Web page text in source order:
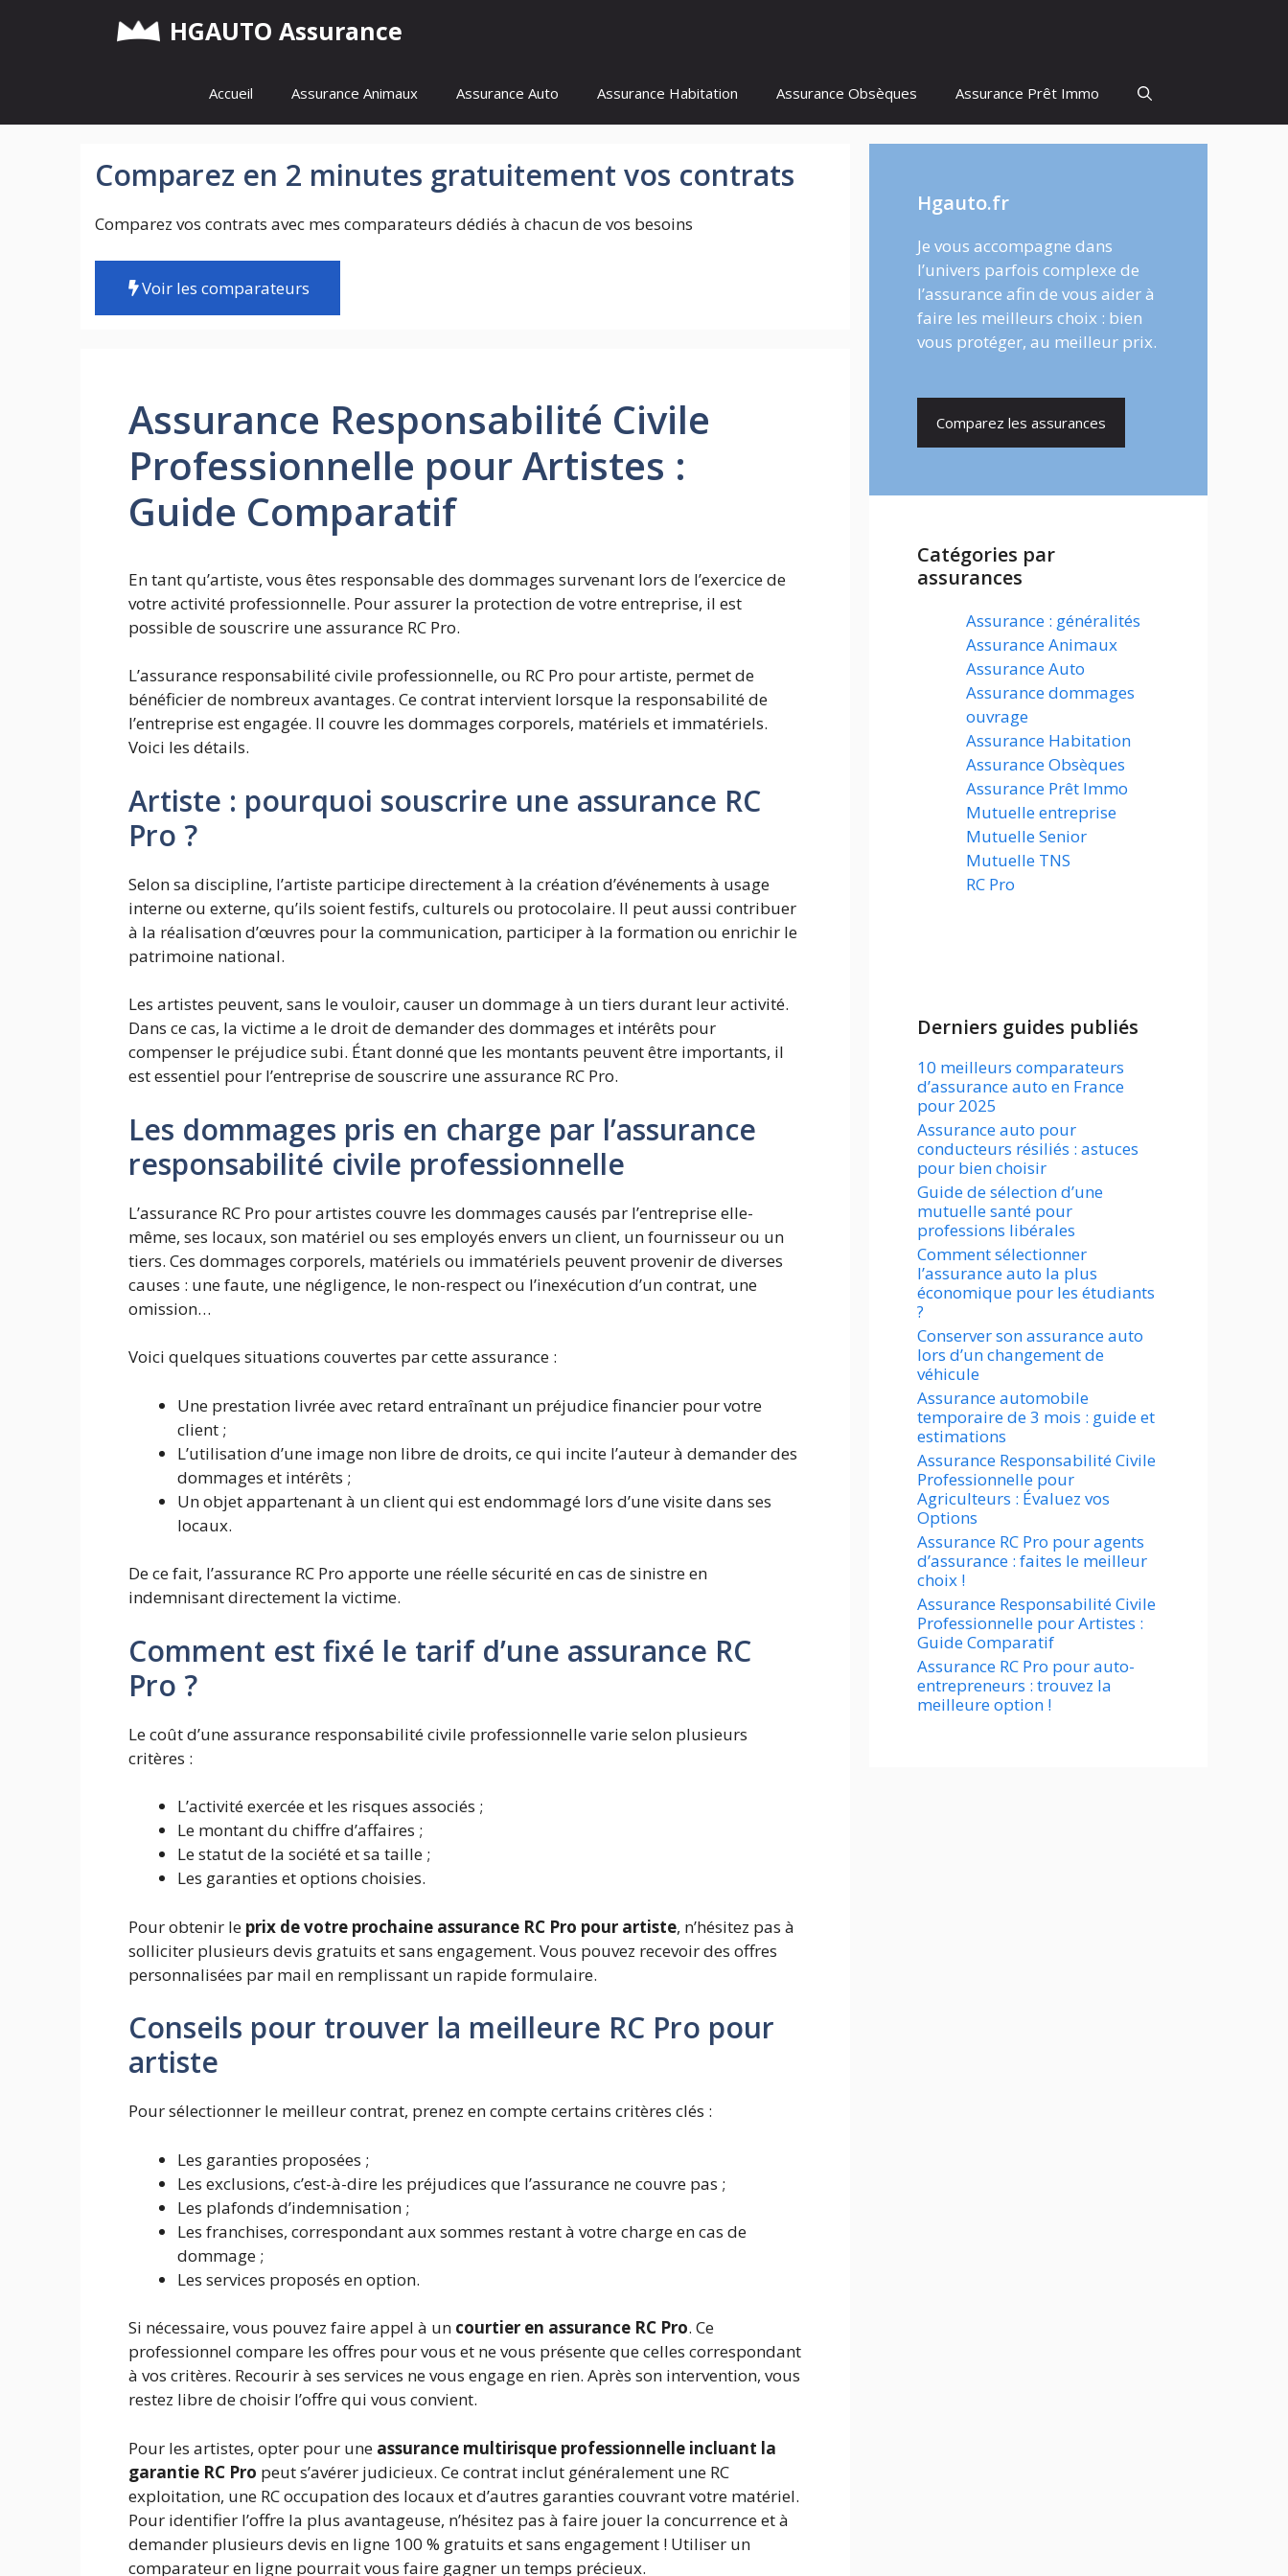
HGAUTO Assurance
Accueil Assurance Animaux Assurance Auto Assurance Habitation Assurance Obsèques Assurance Prêt Immo
Comparez en 2 minutes gratuitement vos contrats
Comparez vos contrats avec mes comparateurs dédiés à chacun de vos besoins
Voir les comparateurs
Assurance Responsabilité Civile
Professionnelle pour Artistes :
Guide Comparatif
En tant qu’artiste, vous êtes responsable des dommages survenant lors de l’exercice de
votre activité professionnelle. Pour assurer la protection de votre entreprise, il est
possible de souscrire une assurance RC Pro.
L’assurance responsabilité civile professionnelle, ou RC Pro pour artiste, permet de
bénéficier de nombreux avantages. Ce contrat intervient lorsque la responsabilité de
l’entreprise est engagée. Il couvre les dommages corporels, matériels et immatériels.
Voici les détails.
Artiste : pourquoi souscrire une assurance RC
Pro ?
Selon sa discipline, l’artiste participe directement à la création d’événements à usage
interne ou externe, qu’ils soient festifs, culturels ou protocolaire. Il peut aussi contribuer
à la réalisation d’œuvres pour la communication, participer à la formation ou enrichir le
patrimoine national.
Les artistes peuvent, sans le vouloir, causer un dommage à un tiers durant leur activité.
Dans ce cas, la victime a le droit de demander des dommages et intérêts pour
compenser le préjudice subi. Étant donné que les montants peuvent être importants, il
est essentiel pour l’entreprise de souscrire une assurance RC Pro.
Les dommages pris en charge par l’assurance
responsabilité civile professionnelle
L’assurance RC Pro pour artistes couvre les dommages causés par l’entreprise elle-
même, ses locaux, son matériel ou ses employés envers un client, un fournisseur ou un
tiers. Ces dommages corporels, matériels ou immatériels peuvent provenir de diverses
causes : une faute, une négligence, le non-respect ou l’inexécution d’un contrat, une
omission…
Voici quelques situations couvertes par cette assurance :
Une prestation livrée avec retard entraînant un préjudice financier pour votre
client ;
L’utilisation d’une image non libre de droits, ce qui incite l’auteur à demander des
dommages et intérêts ;
Un objet appartenant à un client qui est endommagé lors d’une visite dans ses
locaux.
De ce fait, l’assurance RC Pro apporte une réelle sécurité en cas de sinistre en
indemnisant directement la victime.
Comment est fixé le tarif d’une assurance RC
Pro ?
Le coût d’une assurance responsabilité civile professionnelle varie selon plusieurs
critères :
L’activité exercée et les risques associés ;
Le montant du chiffre d’affaires ;
Le statut de la société et sa taille ;
Les garanties et options choisies.
Pour obtenir le prix de votre prochaine assurance RC Pro pour artiste, n’hésitez pas à
solliciter plusieurs devis gratuits et sans engagement. Vous pouvez recevoir des offres
personnalisées par mail en remplissant un rapide formulaire.
Conseils pour trouver la meilleure RC Pro pour
artiste
Pour sélectionner le meilleur contrat, prenez en compte certains critères clés :
Les garanties proposées ;
Les exclusions, c’est-à-dire les préjudices que l’assurance ne couvre pas ;
Les plafonds d’indemnisation ;
Les franchises, correspondant aux sommes restant à votre charge en cas de
dommage ;
Les services proposés en option.
Si nécessaire, vous pouvez faire appel à un courtier en assurance RC Pro. Ce
professionnel compare les offres pour vous et ne vous présente que celles correspondant
à vos critères. Recourir à ses services ne vous engage en rien. Après son intervention, vous
restez libre de choisir l’offre qui vous convient.
Pour les artistes, opter pour une assurance multirisque professionnelle incluant la
garantie RC Pro peut s’avérer judicieux. Ce contrat inclut généralement une RC
exploitation, une RC occupation des locaux et d’autres garanties couvrant votre matériel.
Pour identifier l’offre la plus avantageuse, n’hésitez pas à faire jouer la concurrence et à
demander plusieurs devis en ligne 100 % gratuits et sans engagement ! Utiliser un
comparateur en ligne pourrait vous faire gagner un temps précieux.
Hgauto.fr
Je vous accompagne dans
l’univers parfois complexe de
l’assurance afin de vous aider à
faire les meilleurs choix : bien
vous protéger, au meilleur prix.
Comparez les assurances
Catégories par
assurances
Assurance : généralités
Assurance Animaux
Assurance Auto
Assurance dommages
ouvrage
Assurance Habitation
Assurance Obsèques
Assurance Prêt Immo
Mutuelle entreprise
Mutuelle Senior
Mutuelle TNS
RC Pro
Derniers guides publiés
10 meilleurs comparateurs
d’assurance auto en France
pour 2025
Assurance auto pour
conducteurs résiliés : astuces
pour bien choisir
Guide de sélection d’une
mutuelle santé pour
professions libérales
Comment sélectionner
l’assurance auto la plus
économique pour les étudiants
?
Conserver son assurance auto
lors d’un changement de
véhicule
Assurance automobile
temporaire de 3 mois : guide et
estimations
Assurance Responsabilité Civile
Professionnelle pour
Agriculteurs : Évaluez vos
Options
Assurance RC Pro pour agents
d’assurance : faites le meilleur
choix !
Assurance Responsabilité Civile
Professionnelle pour Artistes :
Guide Comparatif
Assurance RC Pro pour auto-
entrepreneurs : trouvez la
meilleure option !